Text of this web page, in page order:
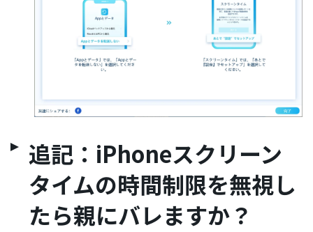
追記：iPhoneスクリーン
タイムの時間制限を無視し
たら親にバレますか？